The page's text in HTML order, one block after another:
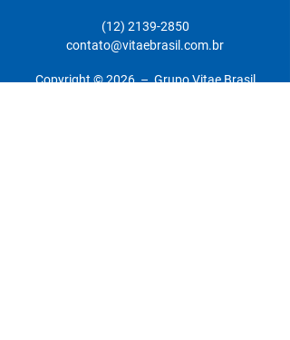
(12) 2139-2850
contato@vitaebrasil.com.br
Copyright © 2026 – Grupo Vitae Brasil